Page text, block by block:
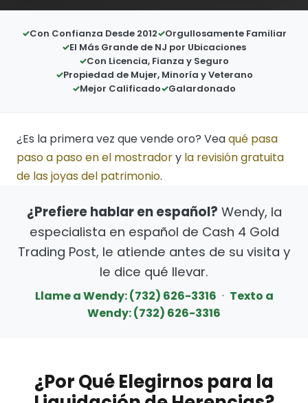
Con Confianza Desde 2012
Orgullosamente Familiar
El Más Grande de NJ por Ubicaciones
Con Licencia, Fianza y Seguro
Propiedad de Mujer, Minoría y Veterano
Mejor Calificado
Galardonado
¿Es la primera vez que vende oro? Veaqué pasa
paso a paso en el mostradory la revisión gratuita
de las joyas del patrimonio.
¿Prefiere hablar en español? Wendy, la
especialista en español de Cash 4 Gold
Trading Post, le atiende antes de su visita y
le dice qué llevar.
Llame a Wendy: (732) 626-3316 · Texto a
Wendy: (732) 626-3316
¿Por Qué Elegirnos para la